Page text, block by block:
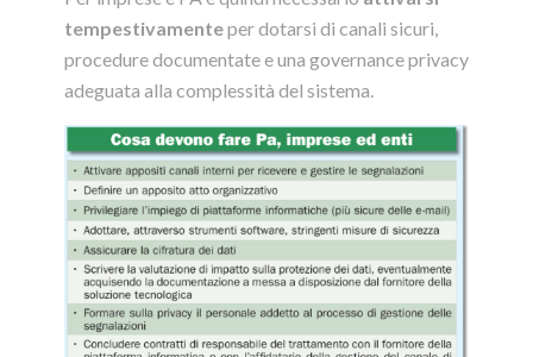
tempestivamenteper dotarsi di canali sicuri,
procedure documentate e una governance privacy
adeguata alla complessità del sistema.